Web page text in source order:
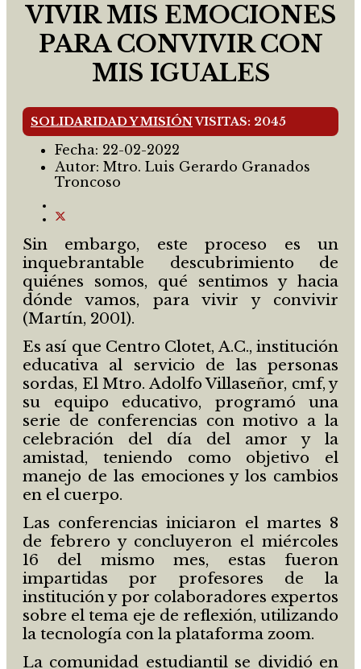
VIVIR MIS EMOCIONES
PARA CONVIVIR CON
MIS IGUALES
SOLIDARIDAD Y MISIÓNVISITAS: 2045
Fecha: 22-02-2022
Autor: Mtro. Luis Gerardo Granados
Troncoso
Sin embargo, este proceso es un
inquebrantable descubrimiento de
quiénes somos, qué sentimos y hacia
dónde vamos, para vivir y convivir
(Martín, 2001).
Es así que Centro Clotet, A.C., institución
educativa al servicio de las personas
sordas, El Mtro. Adolfo Villaseñor, cmf, y
su equipo educativo, programó una
serie de conferencias con motivo a la
celebración del día del amor y la
amistad, teniendo como objetivo el
manejo de las emociones y los cambios
en el cuerpo.
Las conferencias iniciaron el martes 8
de febrero y concluyeron el miércoles
16 del mismo mes, estas fueron
impartidas por profesores de la
institución y por colaboradores expertos
sobre el tema eje de reflexión, utilizando
la tecnología con la plataforma zoom.
La comunidad estudiantil se dividió en